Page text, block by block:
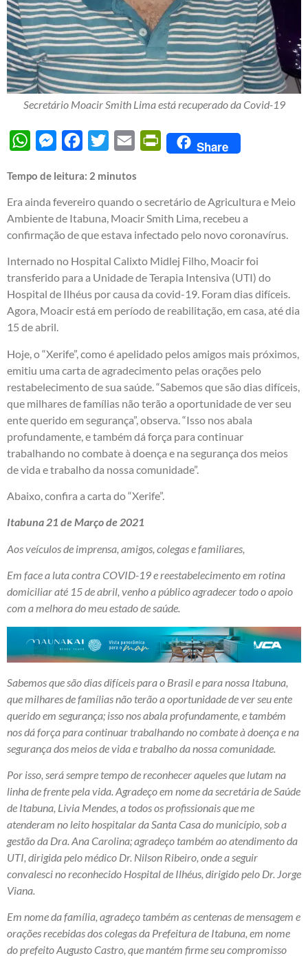
Secretário Moacir Smith Lima está recuperado da Covid-19
WhatsAppMessengerFacebook
Twitter Email PrintFriendly
Share
Tempo de leitura: 2 minutos
Era ainda fevereiro quando o secretário de Agricultura e Meio
Ambiente de Itabuna, Moacir Smith Lima, recebeu a
confirmação de que estava infectado pelo novo coronavírus.
Internado no Hospital Calixto Midlej Filho, Moacir foi
transferido para a Unidade de Terapia Intensiva (UTI) do
Hospital de Ilhéus por causa da covid-19. Foram dias difíceis.
Agora, Moacir está em período de reabilitação, em casa, até dia
15 de abril.
Hoje, o “Xerife”, como é apelidado pelos amigos mais próximos,
emitiu uma carta de agradecimento pelas orações pelo
restabelecimento de sua saúde. “Sabemos que são dias difíceis,
que milhares de famílias não terão a oportunidade de ver seu
ente querido em segurança”, observa. “Isso nos abala
profundamente, e também dá força para continuar
trabalhando no combate à doença e na segurança dos meios
de vida e trabalho da nossa comunidade”.
Abaixo, confira a carta do “Xerife”.
Itabuna 21 de Março de 2021
Aos veículos de imprensa, amigos, colegas e familiares,
Em face a luta contra COVID-19 e reestabelecimento em rotina
domiciliar até 15 de abril, venho a público agradecer todo o apoio
com a melhora do meu estado de saúde.
Sabemos que são dias difíceis para o Brasil e para nossa Itabuna,
que milhares de famílias não terão a oportunidade de ver seu ente
querido em segurança; isso nos abala profundamente, e também
nos dá força para continuar trabalhando no combate à doença e na
segurança dos meios de vida e trabalho da nossa comunidade.
Por isso, será sempre tempo de reconhecer aqueles que lutam na
linha de frente pela vida. Agradeço em nome da secretária de Saúde
de Itabuna, Livia Mendes, a todos os profissionais que me
atenderam no leito hospitalar da Santa Casa do município, sob a
gestão da Dra. Ana Carolina; agradeço também ao atendimento da
UTI, dirigida pelo médico Dr. Nilson Ribeiro, onde a seguir
convalesci no reconhecido Hospital de Ilhéus, dirigido pelo Dr. Jorge
Viana.
Em nome da família, agradeço também as centenas de mensagem e
orações recebidas dos colegas da Prefeitura de Itabuna, em nome
do prefeito Augusto Castro, que mantém firme seu compromisso